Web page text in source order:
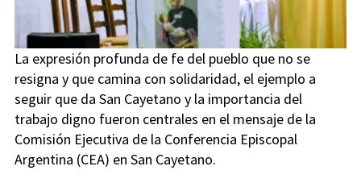
La expresión profunda de fe del pueblo que no se
resigna y que camina con solidaridad, el ejemplo a
seguir que da San Cayetano y la importancia del
trabajo digno fueron centrales en el mensaje de la
Comisión Ejecutiva de la Conferencia Episcopal
Argentina (CEA) en San Cayetano.